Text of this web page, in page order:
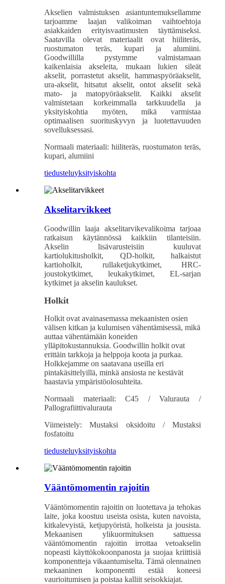
Akselien valmistuksen asiantuntemuksellamme
tarjoamme laajan valikoiman vaihtoehtoja
asiakkaiden erityisvaatimusten täyttämiseksi.
Saatavilla olevat materiaalit ovat hiiliteräs,
ruostumaton teräs, kupari ja alumiini.
Goodwillilla pystymme valmistamaan
kaikenlaisia ​​akseleita, mukaan lukien sileät
akselit, porrastetut akselit, hammaspyöräakselit,
ura-akselit, hitsatut akselit, ontot akselit sekä
mato- ja matopyöräakselit. Kaikki akselit
valmistetaan korkeimmalla tarkkuudella ja
yksityiskohtia myöten, mikä varmistaa
optimaalisen suorituskyvyn ja luotettavuuden
sovelluksessasi.
Normaali materiaali: hiiliteräs, ruostumaton teräs,
kupari, alumiini
tiedusteluyksityiskohta
Akselitarvikkeet
Goodwillin laaja akselitarvikevalikoima tarjoaa
ratkaisun käytännössä kaikkiin tilanteisiin.
Akselin lisävarusteisiin kuuluvat
kartiolukitusholkit, QD-holkit, halkaistut
kartioholkit, rullaketjukytkimet, HRC-
joustokytkimet, leukakytkimet, EL-sarjan
kytkimet ja akselin kaulukset.
Holkit
Holkit ovat avainasemassa mekaanisten osien
välisen kitkan ja kulumisen vähentämisessä, mikä
auttaa vähentämään koneiden
ylläpitokustannuksia. Goodwillin holkit ovat
erittäin tarkkoja ja helppoja koota ja purkaa.
Holkkejamme on saatavana useilla eri
pintakäsittelyillä, minkä ansiosta ne kestävät
haastavia ympäristöolosuhteita.
Normaali materiaali: C45 / Valurauta /
Pallografiittivalurauta
Viimeistely: Mustaksi oksidoitu / Mustaksi
fosfatoitu
tiedusteluyksityiskohta
Vääntömomentin rajoitin
Vääntömomentin rajoitin on luotettava ja tehokas
laite, joka koostuu useista osista, kuten navoista,
kitkalevyistä, ketjupyöristä, holkeista ja jousista.
Mekaanisen ylikuormituksen sattuessa
vääntömomentin rajoitin irrottaa vetoakselin
nopeasti käyttökokoonpanosta ja suojaa kriittisiä
komponentteja vikaantumiselta. Tämä olennainen
mekaaninen komponentti estää koneesi
vaurioitumisen ja poistaa kalliit seisokkiajat.